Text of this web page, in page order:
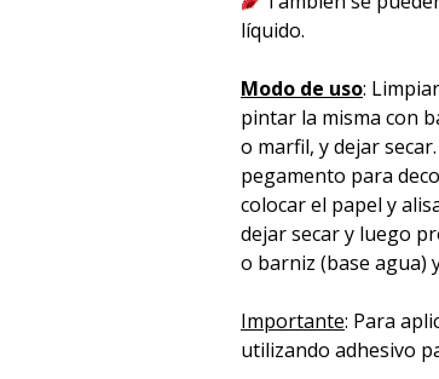
líquido.
Modo de uso:
pintar la misma con
o marfil, y dejar
pegamento para
colocar el papel y
dejar secar y luego
o barniz (base agua)
Importante: Para
utilizando adhesivo